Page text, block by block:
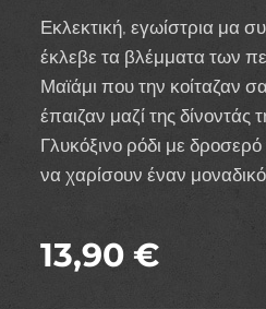
Εκλεκτική, εγωίστρια μα
έκλεβε τα βλέμματα των
Μαϊάμι που την κοίταζαν
έπαιζαν μαζί της δίνοντάς
Γλυκόξινο ρόδι με
να χαρίσουν έναν
13,90 €